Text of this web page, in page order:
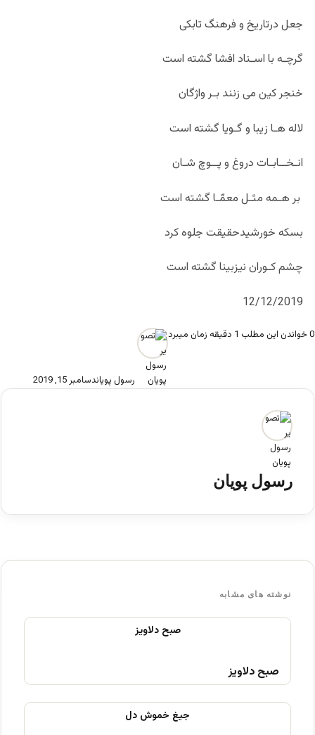
جعل درتاریخ و فرهنگ تابکی
گرچـه با اسـناد افشا گشته است
خنجر کین می زنند بـر واژگان
لاله هـا زیبا و گـویا گشته است
انـخــابـات دروغ و پــوچ شـان
بر هـمه مثـل معمّـا گشته است
بسکه خورشیدحقیقت جلوه کرد
چشم کـوران نیزبینا گشته است
12/12/2019
رسول پویاندسامبر 15, 2019
0خواندن این مطلب 1 دقیقه زمان میبرد
رسول پویان
نوشته های مشابه
صبح دلاویز